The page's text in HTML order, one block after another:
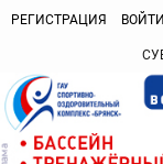
РЕГИСТРАЦИЯ ВОЙТИ